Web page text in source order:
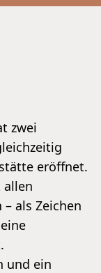
zwei
eröffnet.
allen
als Zeichen
und ein